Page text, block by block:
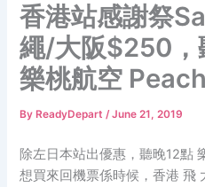
香港站感謝祭
繩/大阪$250，
樂桃航空 Peach
By ReadyDepart/June 21, 2019
除左日本站出優惠，聽晚12點
想買來回機票係時候，香港 飛